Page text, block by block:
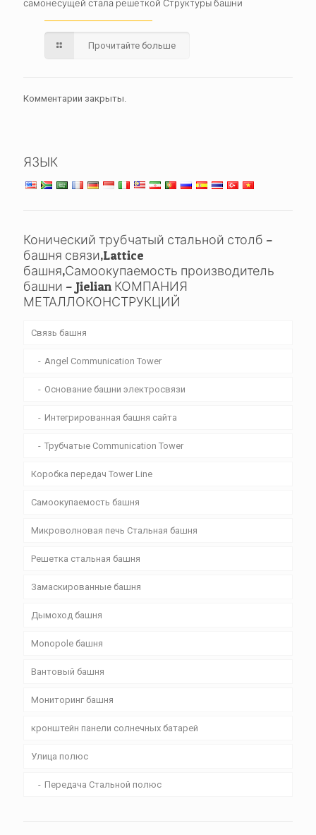
самонесущей стала решеткой Структуры башни
Прочитайте больше
Комментарии закрыты.
ЯЗЫК
Конический трубчатый стальной столб –
башня связи,Lattice
башня,Самоокупаемость производитель
башни – Jielian КОМПАНИЯ
МЕТАЛЛОКОНСТРУКЦИЙ
Связь башня
Angel Communication Tower
Основание башни электросвязи
Интегрированная башня сайта
Трубчатые Communication Tower
Коробка передач Tower Line
Самоокупаемость башня
Микроволновая печь Стальная башня
Решетка стальная башня
Замаскированные башня
Дымоход башня
Monopole башня
Вантовый башня
Мониторинг башня
кронштейн панели солнечных батарей
Улица полюс
Передача Стальной полюс